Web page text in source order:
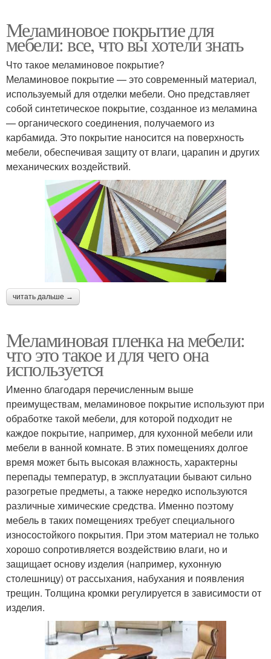
Меламиновое покрытие для
мебели: все, что вы хотели знать
Что такое меламиновое покрытие?
Меламиновое покрытие — это современный материал,
используемый для отделки мебели. Оно представляет
собой синтетическое покрытие, созданное из меламина
— органического соединения, получаемого из
карбамида. Это покрытие наносится на поверхность
мебели, обеспечивая защиту от влаги, царапин и других
механических воздействий.
читать дальше →
Меламиновая пленка на мебели:
что это такое и для чего она
используется
Именно благодаря перечисленным выше
преимуществам, меламиновое покрытие используют при
обработке такой мебели, для которой подходит не
каждое покрытие, например, для кухонной мебели или
мебели в ванной комнате. В этих помещениях долгое
время может быть высокая влажность, характерны
перепады температур, в эксплуатации бывают сильно
разогретые предметы, а также нередко используются
различные химические средства. Именно поэтому
мебель в таких помещениях требует специального
износостойкого покрытия. При этом материал не только
хорошо сопротивляется воздействию влаги, но и
защищает основу изделия (например, кухонную
столешницу) от рассыхания, набухания и появления
трещин. Толщина кромки регулируется в зависимости от
изделия.